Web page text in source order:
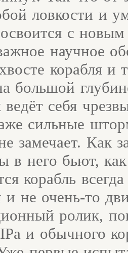
ловкости и
с
научное
корабля и
большой
себя
сильные
замечает. Как
в него бьют,
корабль
не очень-то
ролик,
и обычного